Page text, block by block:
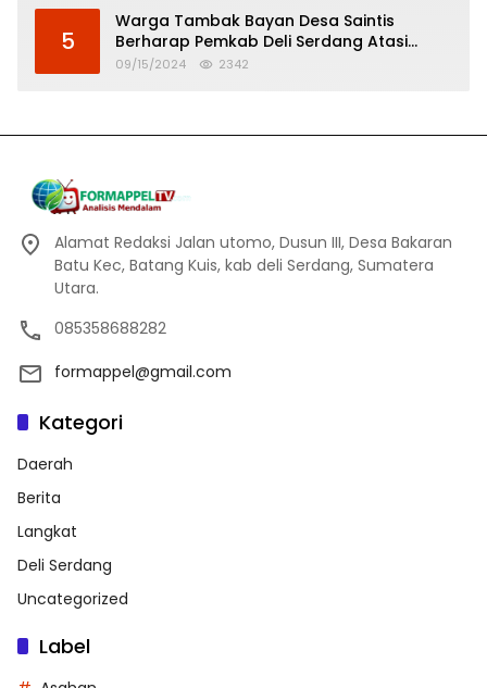
5
Warga Tambak Bayan Desa Saintis
Berharap Pemkab Deli Serdang Atasi
Banjir
09/15/2024 2342
Alamat Redaksi Jalan utomo, Dusun III, Desa Bakaran
Batu Kec, Batang Kuis, kab deli Serdang, Sumatera
Utara.
085358688282
formappel@gmail.com
Kategori
Daerah
Berita
Langkat
Deli Serdang
Uncategorized
Label